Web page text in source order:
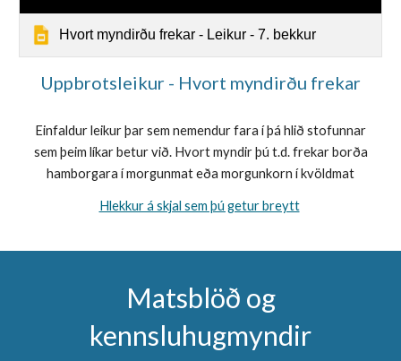
Hvort myndirðu frekar - Leikur - 7. bekkur
Uppbrotsleikur - Hvort myndirðu frekar
Einfaldur leikur þar sem nemendur fara í þá hlið stofunnar
sem þeim líkar betur við. Hvort myndir þú t.d. frekar borða
hamborgara í morgunmat eða morgunkorn í kvöldmat
Hlekkur á skjal sem þú getur breytt
Matsblöð og
kennsluhugmyndir